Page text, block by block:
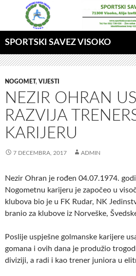
SPORTSKI SAVEZ VISOKO
NOGOMET, VIJESTI
NEZIR OHRAN
RAZVIJA
KARIJERU
7 DECEMBRA, 2017 ADMIN
Nezir Ohran je rođen 04.07.1974.
Nogometnu karijeru je započeo u
klubova bio je u FK Rudar, NK
branio za klubove iz Norveške,
Poslije uspješne golmanske karijere
gomana i ovih dana je produžio
diviziji, a radi i kao trener juniora u